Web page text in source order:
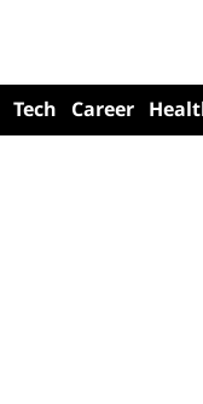
Tech Career